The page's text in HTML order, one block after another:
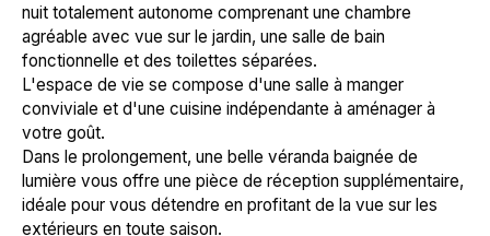
nuit totalement autonome comprenant une chambre
agréable avec vue sur le jardin, une salle de bain
fonctionnelle et des toilettes séparées.
L'espace de vie se compose d'une salle à manger
conviviale et d'une cuisine indépendante à aménager à
votre goût.
Dans le prolongement, une belle véranda baignée de
lumière vous offre une pièce de réception supplémentaire,
idéale pour vous détendre en profitant de la vue sur les
extérieurs en toute saison.